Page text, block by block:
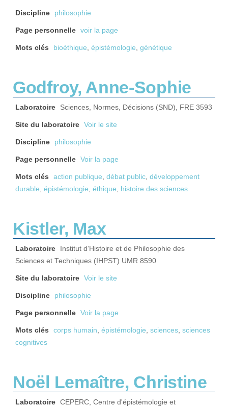
Discipline philosophie
Page personnelle voir la page
Mots clés bioéthique, épistémologie, génétique
Godfroy, Anne-Sophie
Laboratoire Sciences, Normes, Décisions (SND), FRE 3593
Site du laboratoire Voir le site
Discipline philosophie
Page personnelle Voir la page
Mots clés action publique, débat public, développement
durable, épistémologie, éthique, histoire des sciences
Kistler, Max
Laboratoire
Institut d’Histoire et de Philosophie des
Sciences et Techniques (IHPST) UMR 8590
Site du laboratoire Voir le site
Discipline philosophie
Page personnelle Voir la page
Mots clés corps humain, épistémologie, sciences, sciences
cognitives
Noël Lemaître, Christine
Laboratoire CEPERC, Centre d'épistémologie et